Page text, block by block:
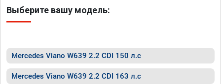
Выберите вашу модель:
Mercedes Viano W639 2.2 CDI 150 л.с
Mercedes Viano W639 2.2 CDI 163 л.с